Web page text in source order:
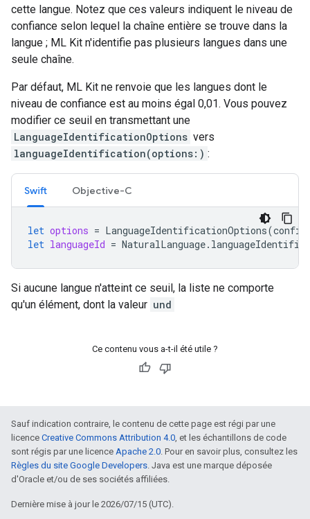
cette langue. Notez que ces valeurs indiquent le niveau de
confiance selon lequel la chaîne entière se trouve dans la
langue ; ML Kit n'identifie pas plusieurs langues dans une
seule chaîne.
Par défaut, ML Kit ne renvoie que les langues dont le
niveau de confiance est au moins égal 0,01. Vous pouvez
modifier ce seuil en transmettant une
LanguageIdentificationOptions vers
languageIdentification(options:) :
Swift Objective-C
let options = LanguageIdentificationOptions(
let languageId = NaturalLanguage.
Si aucune langue n'atteint ce seuil, la liste ne comporte
qu'un élément, dont la valeur und
Ce contenu vous a-t-il été utile ?
Sauf indication contraire, le contenu de cette page est régi par une
licence Creative Commons Attribution 4.0, et les échantillons de code
sont régis par une licence Apache 2.0. Pour en savoir plus, consultez les
Règles du site Google Developers. Java est une marque déposée
d'Oracle et/ou de ses sociétés affiliées.
Dernière mise à jour le 2026/07/15 (UTC).